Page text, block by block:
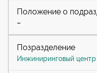
–
Инжиниринговый центр